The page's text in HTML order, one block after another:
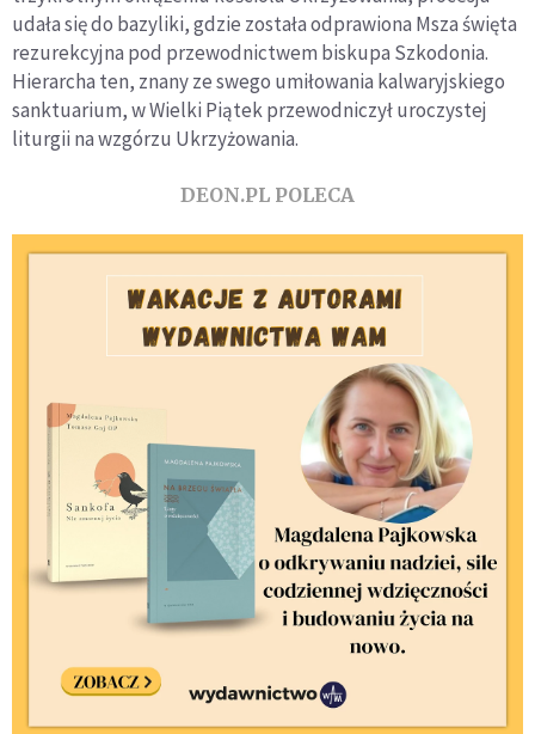
udała się do bazyliki, gdzie została odprawiona Msza święta
rezurekcyjna pod przewodnictwem biskupa Szkodonia.
Hierarcha ten, znany ze swego umiłowania kalwaryjskiego
sanktuarium, w Wielki Piątek przewodniczył uroczystej
liturgii na wzgórzu Ukrzyżowania.
DEON.PL POLECA